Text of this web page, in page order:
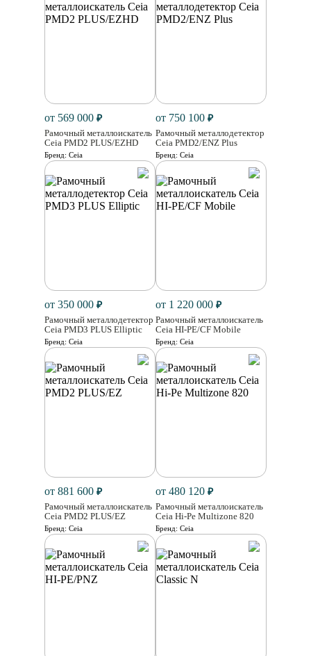
от 569 000 ₽
Рамочный металлоискатель
Ceia PMD2 PLUS/EZHD
Бренд: Ceia
от 750 100 ₽
Рамочный металлодетектор
Ceia PMD2/ENZ Plus
Бренд: Ceia
от 350 000 ₽
Рамочный металлодетектор
Ceia PMD3 PLUS Elliptic
Бренд: Ceia
от 1 220 000 ₽
Рамочный металлоискатель
Ceia HI-PE/CF Mobile
Бренд: Ceia
от 881 600 ₽
Рамочный металлоискатель
Ceia PMD2 PLUS/EZ
Бренд: Ceia
от 480 120 ₽
Рамочный металлоискатель
Ceia Hi-Pe Multizone 820
Бренд: Ceia